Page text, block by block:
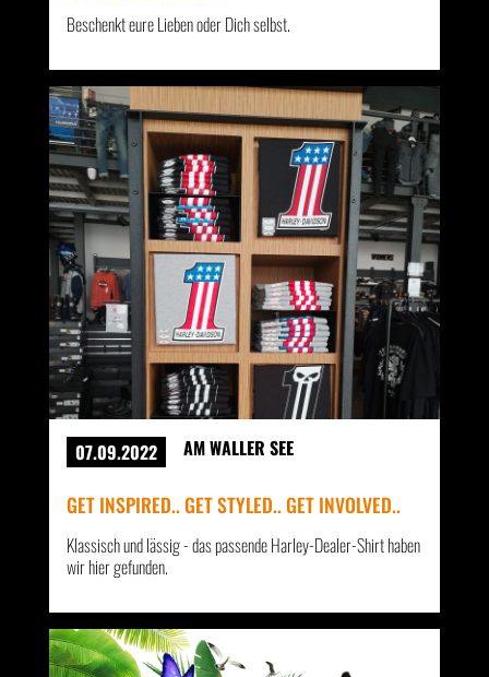
Beschenkt eure Lieben oder Dich selbst.
07.09.2022 AM WALLER SEE
GET INSPIRED.. GET STYLED.. GET INVOLVED..
Klassisch und lässig - das passende Harley-Dealer-Shirt haben
wir hier gefunden.